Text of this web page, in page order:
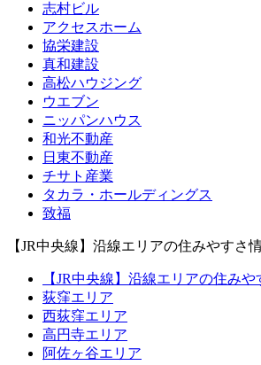
志村ビル
アクセスホーム
協栄建設
真和建設
高松ハウジング
ウエブン
ニッパンハウス
和光不動産
日東不動産
チサト産業
タカラ・ホールディングス
致福
【JR中央線】沿線エリアの住みやすさ
【JR中央線】沿線エリアの住みや
荻窪エリア
西荻窪エリア
高円寺エリア
阿佐ヶ谷エリア